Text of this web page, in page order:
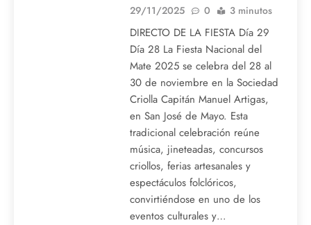
29/11/2025
0 3 minutos
DIRECTO DE LA FIESTA Día 29
Día 28 La Fiesta Nacional del
Mate 2025 se celebra del 28 al
30 de noviembre en la Sociedad
Criolla Capitán Manuel Artigas,
en San José de Mayo. Esta
tradicional celebración reúne
música, jineteadas, concursos
criollos, ferias artesanales y
espectáculos folclóricos,
convirtiéndose en uno de los
eventos culturales y…